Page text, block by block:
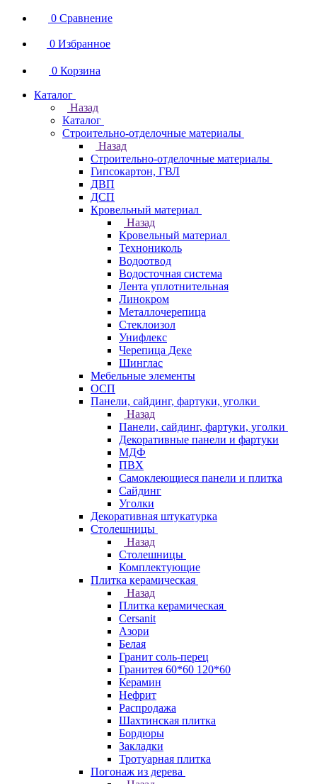
0 Сравнение
0 Избранное
0 Корзина
Каталог
Назад
Каталог
Строительно-отделочные материалы
Назад
Строительно-отделочные материалы
Гипсокартон, ГВЛ
ДВП
ДСП
Кровельный материал
Назад
Кровельный материал
Технониколь
Водоотвод
Водосточная система
Лента уплотнительная
Линокром
Металлочерепица
Стеклоизол
Унифлекс
Черепица Деке
Шинглас
Мебельные элементы
ОСП
Панели, сайдинг, фартуки, уголки
Назад
Панели, сайдинг, фартуки, уголки
Декоративные панели и фартуки
МДФ
ПВХ
Самоклеющиеся панели и плитка
Сайдинг
Уголки
Декоративная штукатурка
Столешницы
Назад
Столешницы
Комплектующие
Плитка керамическая
Назад
Плитка керамическая
Cersanit
Азори
Белая
Гранит соль-перец
Гранитея 60*60 120*60
Керамин
Нефрит
Распродажа
Шахтинская плитка
Бордюры
Закладки
Тротуарная плитка
Погонаж из дерева